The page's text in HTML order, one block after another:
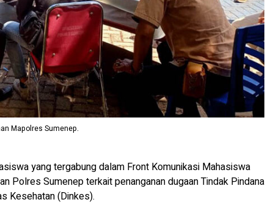
Mapolres Sumenep.
yang tergabung dalam Front Komunikasi Mahasiswa
Polres Sumenep terkait penanganan dugaan Tindak Pindana
Kesehatan (Dinkes).